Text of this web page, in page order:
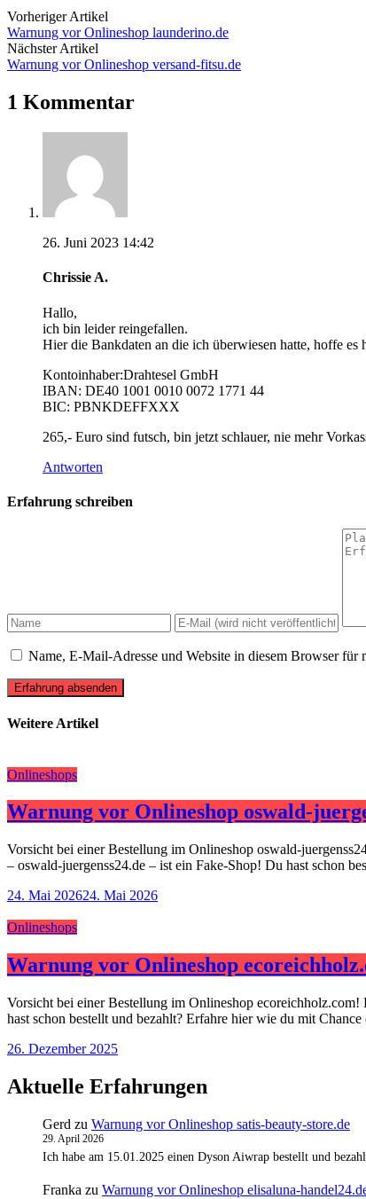
Vorheriger Artikel
Warnung vor Onlineshop launderino.de
Nächster Artikel
Warnung vor Onlineshop versand-fitsu.de
1 Kommentar
26. Juni 2023 14:42
Chrissie A.
Hallo,
ich bin leider reingefallen.
Hier die Bankdaten an die ich überwiesen hatte, hoffe es
Kontoinhaber:Drahtesel GmbH
IBAN: DE40 1001 0010 0072 1771 44
BIC: PBNKDEFFXXX
265,- Euro sind futsch, bin jetzt schlauer, nie mehr
Antworten
Erfahrung schreiben
Name, E-Mail-Adresse und Website in diesem Browser für
Erfahrung absenden
Weitere Artikel
Onlineshops
Warnung vor Onlineshop oswald-
Vorsicht bei einer Bestellung im Onlineshop oswald-
– oswald-juergenss24.de – ist ein Fake-Shop! Du hast schon
24. Mai 202624. Mai 2026
Onlineshops
Warnung vor Onlineshop
Vorsicht bei einer Bestellung im Onlineshop
hast schon bestellt und bezahlt? Erfahre hier wie du mit
26. Dezember 2025
Aktuelle Erfahrungen
Gerd zu Warnung vor Onlineshop satis-beauty-store.de
29. April 2026
Ich habe am 15.01.2025 einen Dyson Aiwrap bestellt und
Franka zu Warnung vor Onlineshop elisaluna-